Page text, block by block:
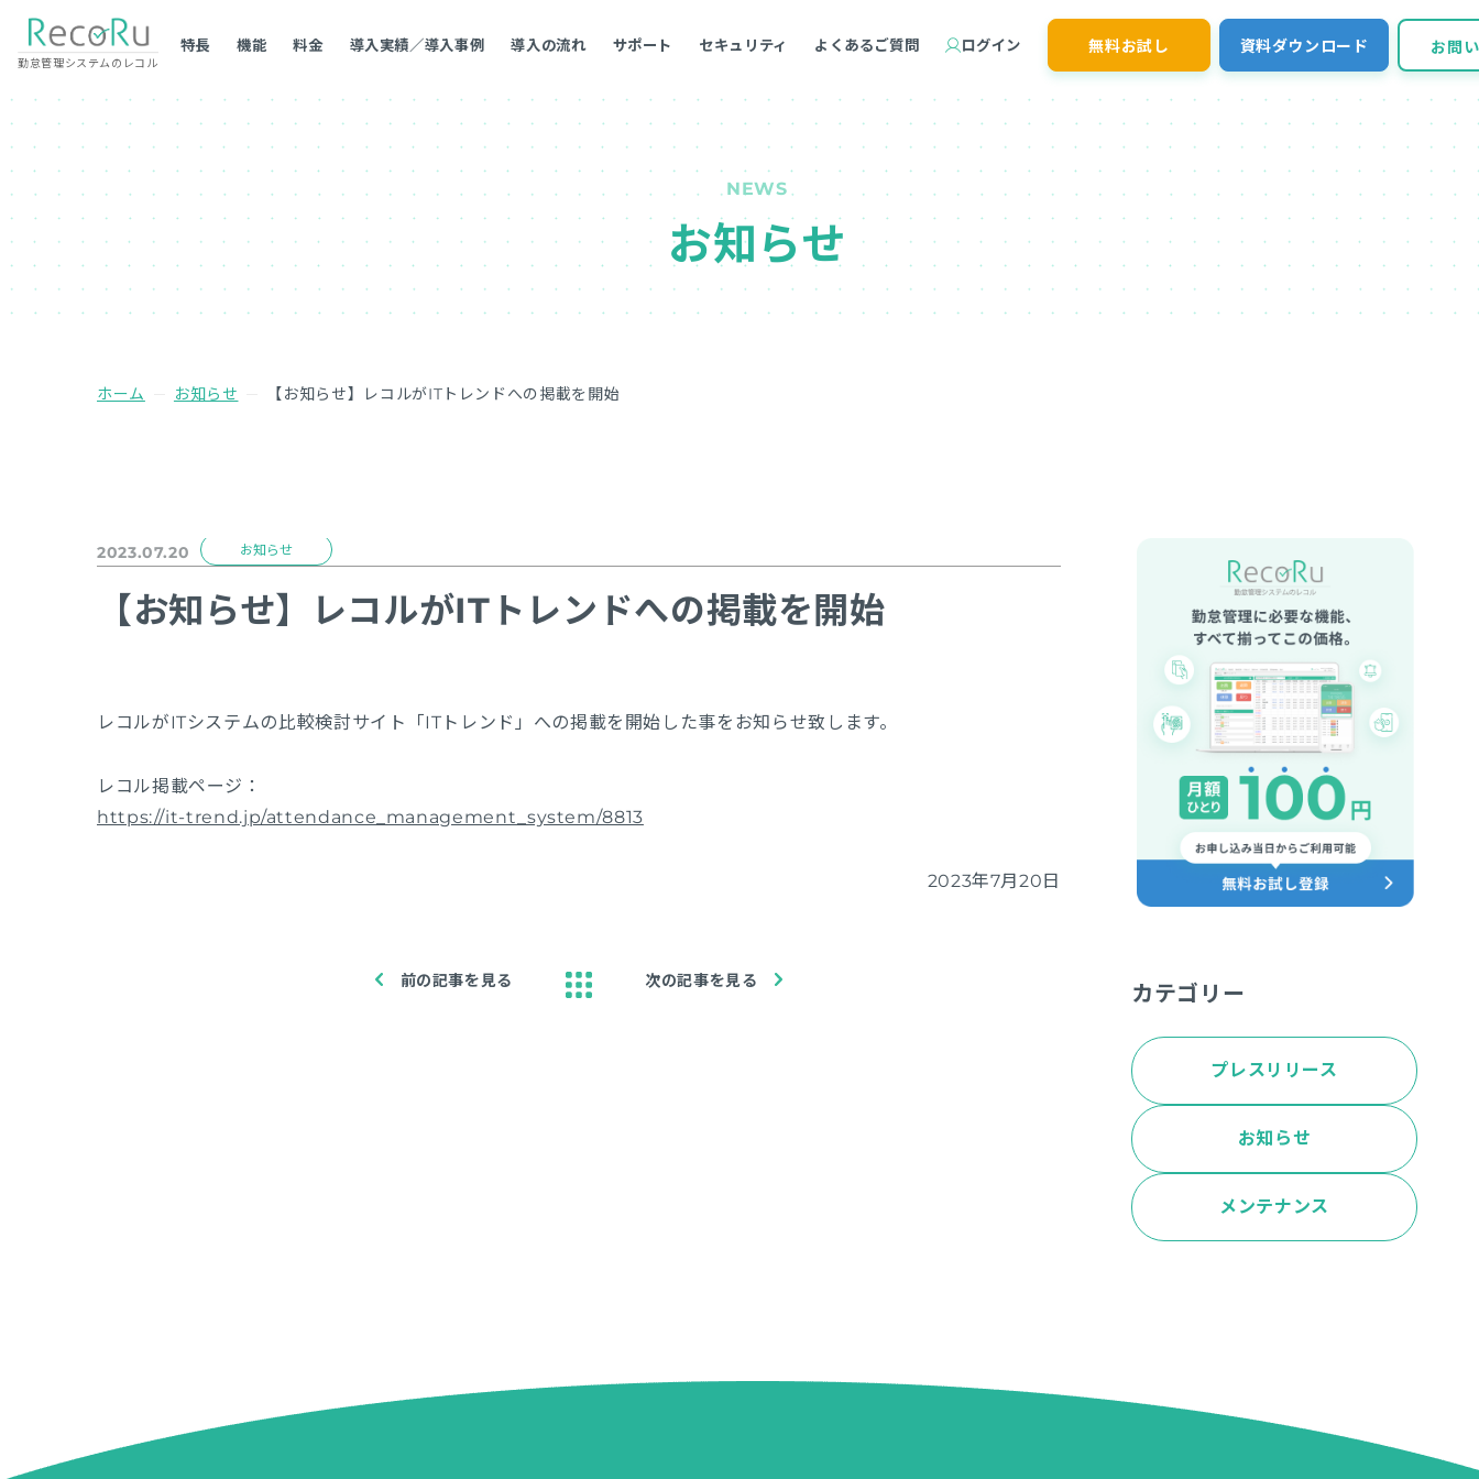
勤怠管理システムのレコル
無料お試し 資料ダウンロード お問
特長 機能 料金 導入実績／導入事例 導入の流れ サポート セキュリティ よくあるご質問 ログイン
NEWS
お知らせ
ホーム お知らせ 【お知らせ】レコルがITトレンドへの掲載を開始
2023.07.20 お知らせ
【お知らせ】レコルがITトレンドへの掲載を開始
レコルがITシステムの比較検討サイト「ITトレンド」への掲載を開始した事をお知らせ致します。
レコル掲載ページ：
https://it-trend.jp/attendance_management_system/8813
2023年7月20日
前の記事を見る 次の記事を見る
カテゴリー
プレスリリース
お知らせ
メンテナンス